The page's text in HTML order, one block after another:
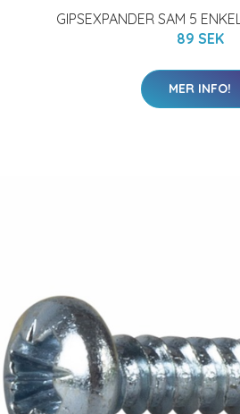
GIPSEXPANDER SAM 5
89 SEK
MER INFO!